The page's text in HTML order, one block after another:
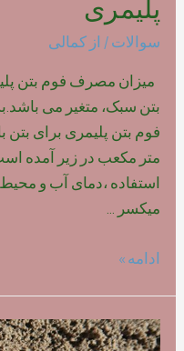
پلیمری
سوالات / از کمالی
میزان مصرف فوم بتن
بتن سبک، متغیر می
متر مکعب در زیر آمده
استفاده ،دمای آب و
میکسر …
میزان
مصرف
ادامه »